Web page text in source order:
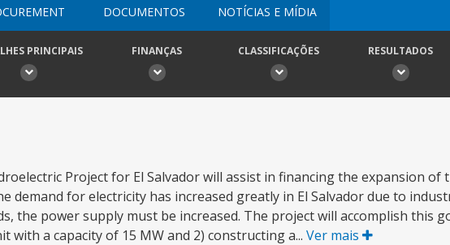
DOCUMENTOS NOTÍCIAS E MÍDIA
PRINCIPAIS FINANÇAS CLASSIFICAÇÕES RESULTADOS
Project for El Salvador will assist in financing the expansion of
demand for electricity has increased greatly in El Salvador due to
the power supply must be increased. The project will accomplish this
a capacity of 15 MW and 2) constructing a... Ver mais